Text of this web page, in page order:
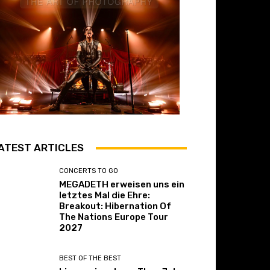
ARTICLES
CONCERTS TO GO
MEGADETH erweisen uns ein
letztes Mal die Ehre:
Breakout: Hibernation Of
The Nations Europe Tour
2027
BEST OF THE BEST